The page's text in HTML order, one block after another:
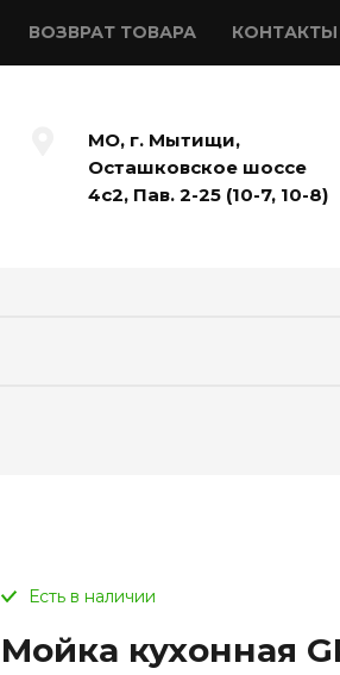
ВОЗВРАТ ТОВАРА КОНТАКТЫ
МО, г. Мытищи,
Осташковское шоссе
4с2, Пав. 2-25 (10-7, 10-8)
Есть в наличии
Мойка кухонная